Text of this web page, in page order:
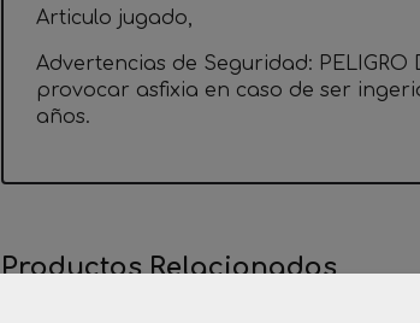
Articulo jugado,
Advertencias de Seguridad:
provocar asfixia en caso de ser
años.
Productos Relacionados